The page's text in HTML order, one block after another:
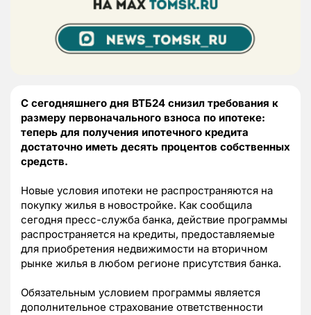
С сегодняшнего дня ВТБ24 снизил требования к
размеру первоначального взноса по ипотеке:
теперь для получения ипотечного кредита
достаточно иметь десять процентов собственных
средств.
Новые условия ипотеки не распространяются на
покупку жилья в новостройке. Как сообщила
сегодня пресс-служба банка, действие программы
распространяется на кредиты, предоставляемые
для приобретения недвижимости на вторичном
рынке жилья в любом регионе присутствия банка.
Обязательным условием программы является
дополнительное страхование ответственности